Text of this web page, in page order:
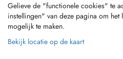
Gelieve de "functionele cookies" te
instellingen" van deze pagina om het
mogelijk te maken.
Bekijk locatie op de kaart